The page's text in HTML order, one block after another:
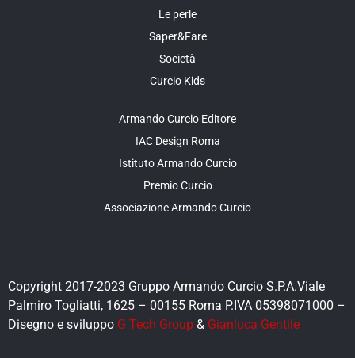
Le perle
Saper&Fare
Società
Curcio Kids
Armando Curcio Editore
IAC Design Roma
Istituto Armando Curcio
Premio Curcio
Associazione Armando Curcio
Copyright 2017-2023 Gruppo Armando Curcio S.P.A.Viale
Palmiro Togliatti, 1625 – 00155 Roma P.IVA 05398071000 –
Disegno e sviluppo G Tech Group & Gianluca Gentile